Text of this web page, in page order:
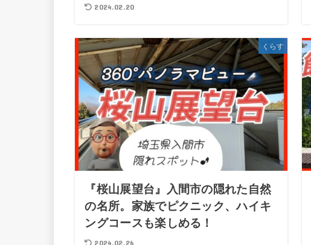
2024.02.20
くらす
『桜山展望台』入間市の隠れた自然
の名所。家族でピクニック、ハイキ
ングコースも楽しめる！
2024.02.26